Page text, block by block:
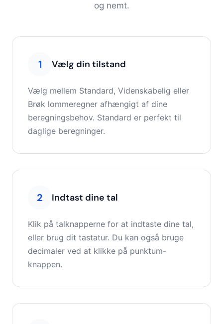
og nemt.
1 Vælg din tilstand
Vælg mellem Standard, Videnskabelig eller
Brøk lommeregner afhængigt af dine
beregningsbehov. Standard er perfekt til
daglige beregninger.
2 Indtast dine tal
Klik på talknapperne for at indtaste dine tal,
eller brug dit tastatur. Du kan også bruge
decimaler ved at klikke på punktum-
knappen.